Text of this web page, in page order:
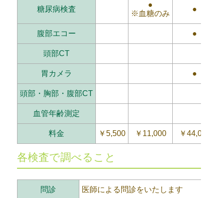
糖尿病検査
●
※血糖のみ
●
腹部エコー ●
頭部CT
胃カメラ ●
頭部・胸部・腹部CT
血管年齢測定
料金 ￥5,500 ￥11,000 ￥44,000
各検査で調べること
問診 医師による問診をいたします